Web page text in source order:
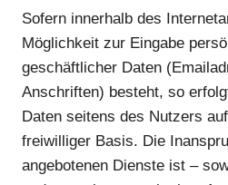
Sofern innerhalb des
Möglichkeit zur Eingabe
geschäftlicher Daten
Anschriften) besteht, so
Daten seitens des Nutzers
freiwilliger Basis. Die
angebotenen Dienste ist –